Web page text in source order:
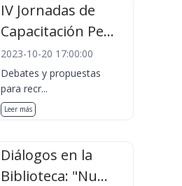
IV Jornadas de
Capacitación Pe...
2023-10-20 17:00:00
Debates y propuestas
para recr...
Leer más
Diálogos en la
Biblioteca: "Nu...